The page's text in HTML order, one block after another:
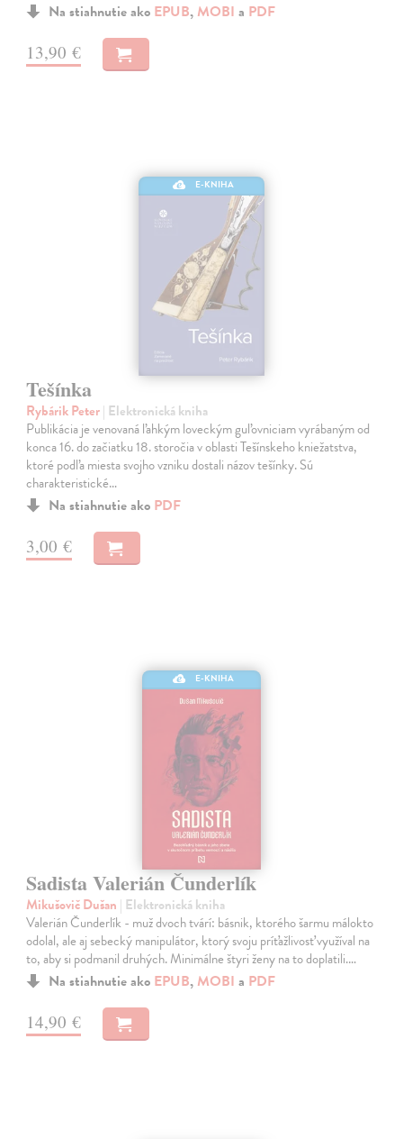
Na stiahnutie ako EPUB, MOBI a PDF
13,90 €
E-KNIHA
Tešínka
Rybárik Peter| Elektronická kniha
Publikácia je venovaná ľahkým loveckým guľovniciam vyrábaným od
konca 16. do začiatku 18. storočia v oblasti Tešínskeho kniežatstva,
ktoré podľa miesta svojho vzniku dostali názov tešínky. Sú
charakteristické…
Na stiahnutie ako PDF
3,00 €
E-KNIHA
Sadista Valerián Čunderlík
Mikušovič Dušan | Elektronická kniha
Valerián Čunderlík - muž dvoch tvárí: básnik, ktorého šarmu málokto
odolal, ale aj sebecký manipulátor, ktorý svoju príťažlivosť využíval na
to, aby si podmanil druhých. Minimálne štyri ženy na to doplatili.…
Na stiahnutie ako EPUB, MOBI a PDF
14,90 €